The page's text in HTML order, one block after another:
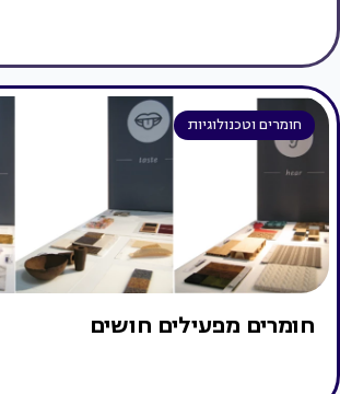
חומרים וטכנולוגיות
חומרים מפעילים חושים